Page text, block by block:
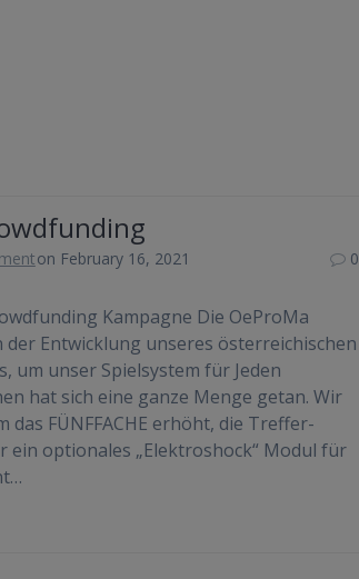
on February 16, 2021 0
Kampagne Die OeProMa
Entwicklung unseres österreichischen
um unser Spielsystem für Jeden
hat sich eine ganze Menge getan. Wir
das FÜNFFACHE erhöht, die Treffer-
ein optionales „Elektroshock“ Modul für